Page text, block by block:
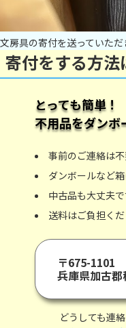
文房具の寄付を送っていただ
寄付をする方法
とっても簡単！
不用品をダンボ
事前のご連絡は不
ダンボールなど
中古品も大丈夫で
送料はご負担くだ
〒675-1101
兵庫県加古
どうしても連